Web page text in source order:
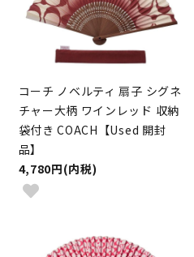
コーチ ノベルティ 扇子 シグネ
チャー大柄 ワインレッド 収納
袋付き COACH【Used 開封
品】
4,780円(内税)